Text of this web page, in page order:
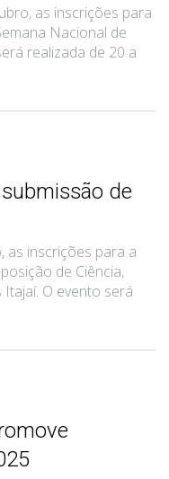
as inscrições para
Nacional de
realizada de 20 a
de
as inscrições para a
de Ciência,
O evento será